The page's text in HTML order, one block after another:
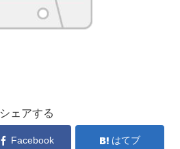
シェアする
Facebook はてブ